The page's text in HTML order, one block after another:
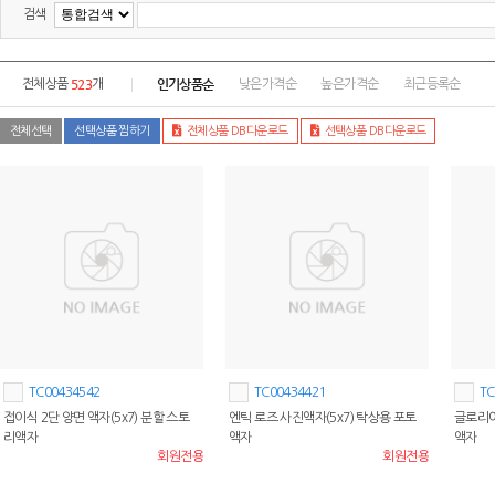
검색
전체상품 523개 인기상품순 낮은가격순 높은가격순 최근등록순
전체선택 선택상품 찜하기 전체상품 DB다운로드 선택상품 DB다운로드
TC00434542
접이식 2단 양면 액자(5x7) 분할 스토
리액자
회원전용
TC00434421
엔틱 로즈 사진액자(5x7) 탁상용 포토
액자
회원전용
글로리
액자